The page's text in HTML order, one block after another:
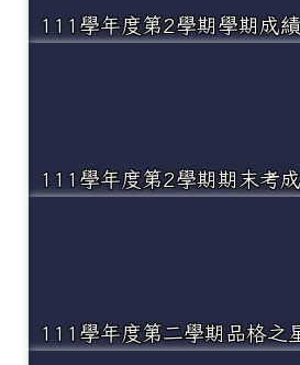
111學年度第2學期學期成
111學年度第2學期期末考
111學年度第二學期品格之